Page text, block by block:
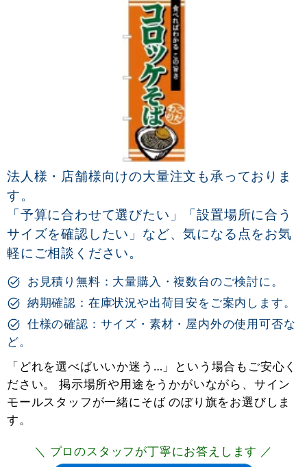
法人様・店舗様向けの大量注文も承っておりま
す。
「予算に合わせて選びたい」「設置場所に合う
サイズを確認したい」など、気になる点をお気
軽にご相談ください。
お見積り無料：大量購入・複数台のご検討に。
納期確認：在庫状況や出荷目安をご案内します。
仕様の確認：サイズ・素材・屋内外の使用可否な
ど。
「どれを選べばいいか迷う…」という場合もご安心く
ださい。 掲示場所や用途をうかがいながら、サイン
モールスタッフが一緒にそば のぼり旗をお選びしま
す。
＼ プロのスタッフが丁寧にお答えします ／